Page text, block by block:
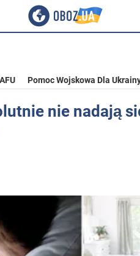
Pomoc Wojskowa Dla
nie nadają